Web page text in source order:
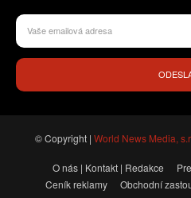
© Copyright | World News Media,
O nás | Kontakt | Redakce
Ceník reklamy
Obchodní